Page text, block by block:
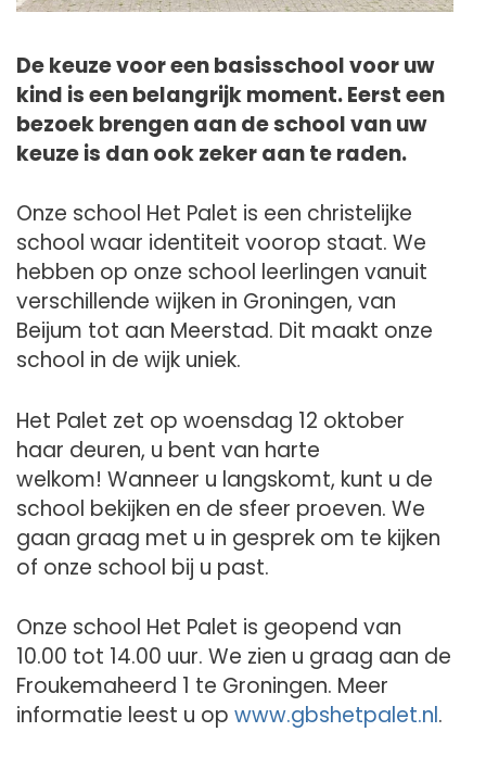
De keuze voor een basisschool voor uw
kind is een belangrijk moment. Eerst een
bezoek brengen aan de school van uw
keuze is dan ook zeker aan te raden.
Onze school Het Palet is een christelijke
school waar identiteit voorop staat. We
hebben op onze school leerlingen vanuit
verschillende wijken in Groningen, van
Beijum tot aan Meerstad. Dit maakt onze
school in de wijk uniek.
Het Palet zet op woensdag 12 oktober
haar deuren, u bent van harte
welkom! Wanneer u langskomt, kunt u de
school bekijken en de sfeer proeven. We
gaan graag met u in gesprek om te kijken
of onze school bij u past.
Onze school Het Palet is geopend van
10.00 tot 14.00 uur. We zien u graag aan de
Froukemaheerd 1 te Groningen. Meer
informatie leest u op www.gbshetpalet.nl.